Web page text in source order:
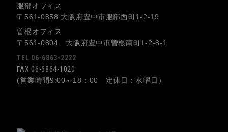
服部オフィス
〒561-0858 大阪府豊中市服部西町1-2-19
曽根オフィス
〒561-0804 大阪府豊中市曽根南町1-2-8-1
TEL 06-6863-2222
FAX 06-6864-1020
(営業時間9:00～18：00 定休日：水曜日）